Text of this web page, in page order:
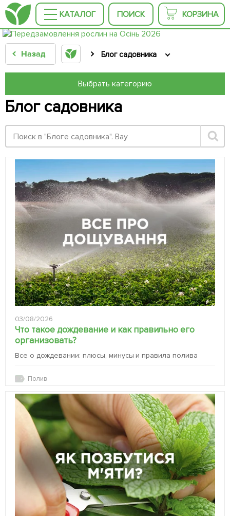
КАТАЛОГ ПОИСК КОРЗИНА
Назад Блог садовника
Выбрать категорию
Блог садовника
03/08/2026
Что такое дождевание и как правильно его
организовать?
Все о дождевании: плюсы, минусы и правила полива
Полив